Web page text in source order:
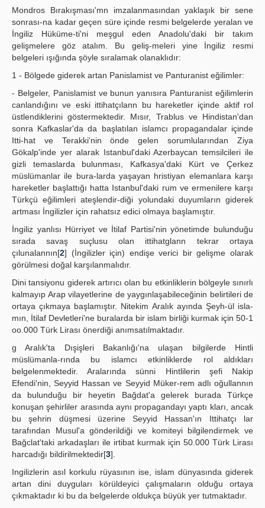
Mondros Bırakışması'mn imzalanmasından yaklaşık bir sene
sonrası-na kadar geçen süre içinde resmi belgelerde yeralan ve
İngiliz Hüküme-ti'ni meşgul eden Anadolu'daki bir takım
gelişmelere göz atalım. Bu geliş-meleri yine İngiliz resmi
belgeleri ışığında şöyle sıralamak olanaklıdır:
1 - Bölgede giderek artan Panislamist ve Panturanist eğilimler:
- Belgeler, Panislamist ve bunun yanısıra Panturanist eğilimlerin
canlandığını ve eski ittihatçılann bu hareketler içinde aktif rol
üstlendiklerini göstermektedir. Mısır, Trablus ve Hindistan'dan
sonra Kafkaslar'da da başlatılan islamcı propagandalar içinde
Itti-hat ve Terakki'nin önde gelen sorumlularından Ziya
Gökalp'inde yer alarak Istanbul'daki Azerbaycan temsilcileri ile
gizli temaslarda bulunması, Kafkasya'daki Kürt ve Çerkez
müslümanlar ile bura-larda yaşayan hristiyan elemanlara karşı
hareketler başlattığı hatta Istanbul'daki rum ve ermenilere karşı
Türkçü eğilimleri ateşlendir-diği yolundaki duyumların giderek
artması İngilizler için rahatsız edici olmaya başlamıştır.
İngiliz yanlısı Hürriyet ve İtilaf Partisi'nin yönetimde bulunduğu
sırada savaş suçlusu olan ittihatglann tekrar ortaya
çılunalannın[2] (İngilizler için) endişe verici bir gelişme olarak
görülmesi doğal karşılanmalıdır.
Dini tansiyonu giderek artırıcı olan bu etkinliklerin bölgeyle sınırlı
kalmayıp Arap vilayetlerine de yaygınlaşabileceğinin belirtileri de
ortaya çıkmaya başlamıştır. Nitekim Aralık ayında Şeyh-ül isla-
mın, İtilaf Devletleri'ne buralarda bir islam birliği kurmak için 50-1
oo.000 Türk Lirası önerdiği anımsatılmaktadır.
g Aralık'ta Dışişleri Bakanlığı'na ulaşan bilgilerde Hintli
müslümanla-rında bu islamcı etkinliklerde rol aldıkları
belgelenmektedir. Aralarında sünni Hintlilerin şefi Nakip
Efendi'nin, Seyyid Hassan ve Seyyid Müker-rem adlı oğullannın
da bulunduğu bir heyetin Bağdat'a gelerek burada Türkçe
konuşan şehirliler arasında aynı propagandayı yaptı kları, ancak
bu şehrin düşmesi üzerine Seyyid Hassan'ın Ittihatçı lar
tarafından Musul'a gönderildiği ve komiteyi bilgilendirmek ve
Bağclat'taki arkadaşları ile irtibat kurmak için 50.000 Türk Lirası
harcadığı bildirilmektedir[3].
Ingilizlerin asıl korkulu rüyasının ise, islam dünyasında giderek
artan dini duyguları körüldeyici çalışmaların olduğu ortaya
çıkmaktadır ki bu da belgelerde oldukça büyük yer tutmaktadır.